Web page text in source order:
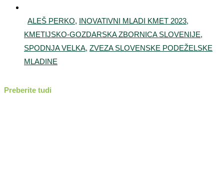
ALEŠ PERKO, INOVATIVNI MLADI KMET 2023,
KMETIJSKO-GOZDARSKA ZBORNICA SLOVENIJE,
SPODNJA VELKA, ZVEZA SLOVENSKE PODEŽELSKE
MLADINE
Preberite tudi